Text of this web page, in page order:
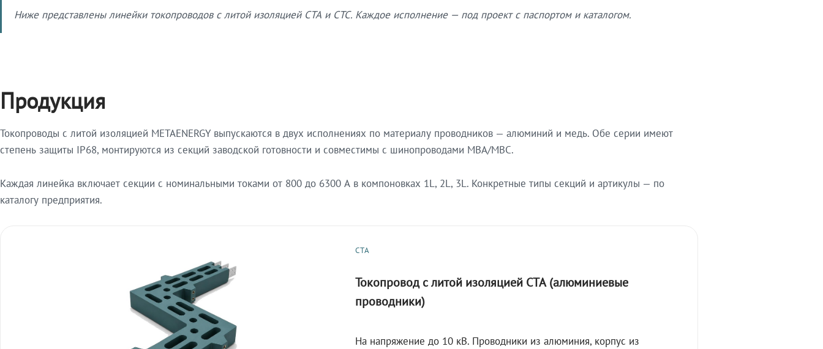
Ниже представлены линейки токопроводов с литой изоляцией СТА и СТС. Каждое исполнение — под проект с паспортом и каталогом.
Продукция
Токопроводы с литой изоляцией METAENERGY выпускаются в двух исполнениях по материалу проводников — алюминий и медь. Обе серии имеют
степень защиты IP68, монтируются из секций заводской готовности и совместимы с шинопроводами МВА/МВС.
Каждая линейка включает секции с номинальными токами от 800 до 6300 А в компоновках 1L, 2L, 3L. Конкретные типы секций и артикулы — по
каталогу предприятия.
СТА
Токопровод с литой изоляцией СТА (алюминиевые
проводники)
На напряжение до 10 кВ. Проводники из алюминия, корпус из